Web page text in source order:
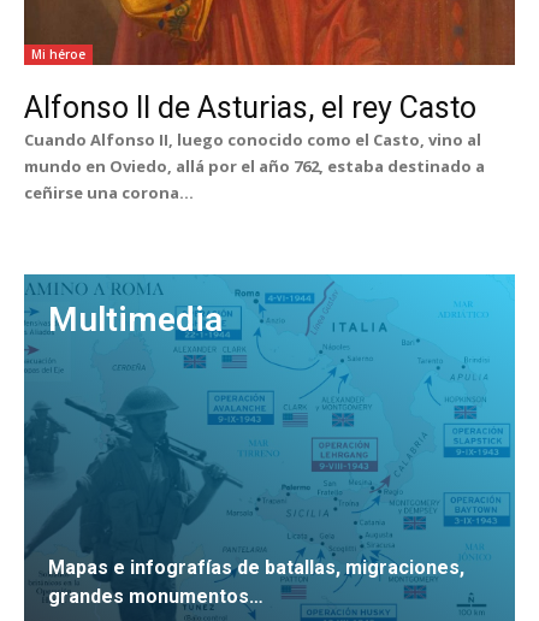
Mi héroe
Alfonso II de Asturias, el rey Casto
Cuando Alfonso II, luego conocido como el Casto, vino al
mundo en Oviedo, allá por el año 762, estaba destinado a
ceñirse una corona...
Multimedia
Mapas e infografías de batallas, migraciones,
grandes monumentos…